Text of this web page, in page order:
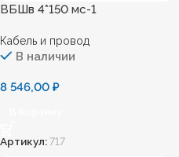
ВБШв 4*150 мс-1
Кабель и провод
В наличии
8 546,00 ₽
Артикул:717